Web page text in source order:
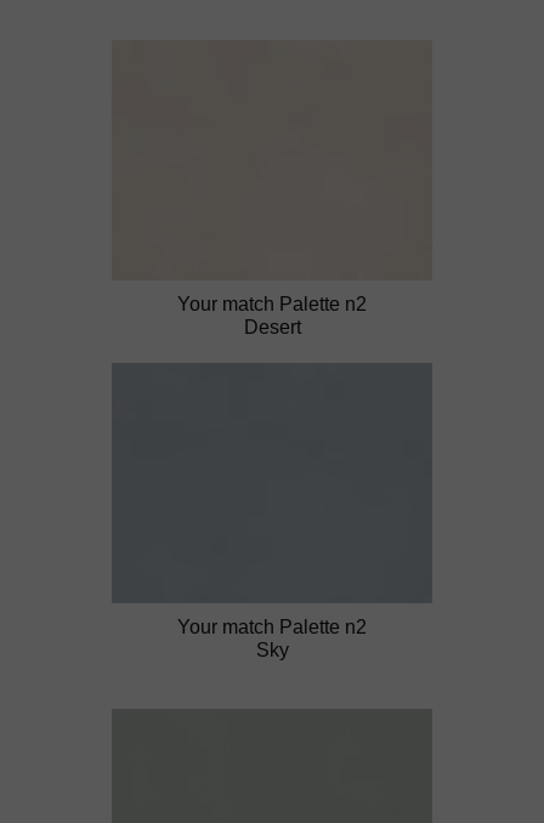
Your match Palette n2
Sky
Your match Palette n2
Desert